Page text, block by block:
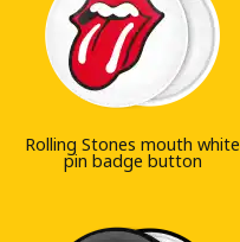
Rolling Stones mouth white
pin badge button